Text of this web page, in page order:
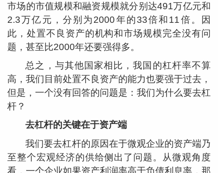
市场的市值规模和融资规模就分别达491万亿元和
2.3万亿元，分别为2000年的33倍和11倍。因
此，处置不良资产的机构和市场规模完全没有问
题，甚至比2000年还要强得多。
总之，与其他国家相比，我国的杠杆率不算
高，我们目前处置不良资产的能力也要强于过去，
但是，一个没有回答的问题是：我们为什么要去杠
杆？
去杠杆的关键在于资产端
我们要去杠杆的原因在于微观企业的资产端乃
至整个宏观经济的供给侧出了问题。从微观角度
看，一个企业如果资产利润率高于负债利息率，那